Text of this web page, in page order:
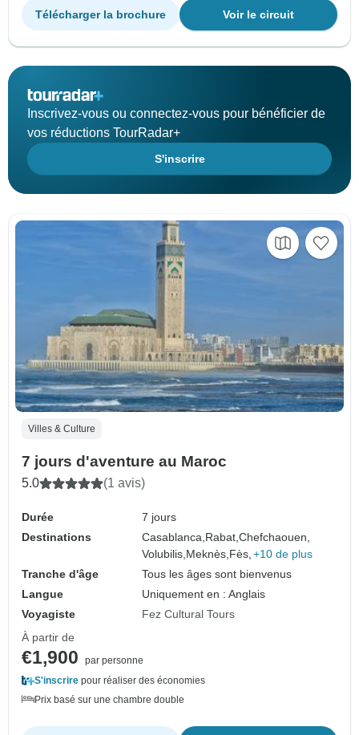
Voir le circuit
Télécharger la brochure
Inscrivez-vous ou connectez-vous pour bénéficier de
vos réductions TourRadar+
S'inscrire
Villes & Culture
7 jours d'aventure au Maroc
5.0 (1 avis)
Durée
7 jours
Destinations
Casablanca,Rabat,Chefchaouen,
Volubilis,Meknès,Fès, +10 de plus
Tranche d'âge
Tous les âges sont bienvenus
Langue
Uniquement en : Anglais
Voyagiste
Fez Cultural Tours
À partir de
€1,900
par personne
S'inscrire pour réaliser des économies
Prix basé sur une chambre double